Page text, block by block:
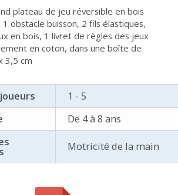
plateau de jeu réversible en bois
obstacle buisson, 2 fils élastiques,
en bois, 1 livret de règles des jeux
en coton, dans une boîte de
3,5 cm
1 - 5
De 4 à 8 ans
Motricité de la main